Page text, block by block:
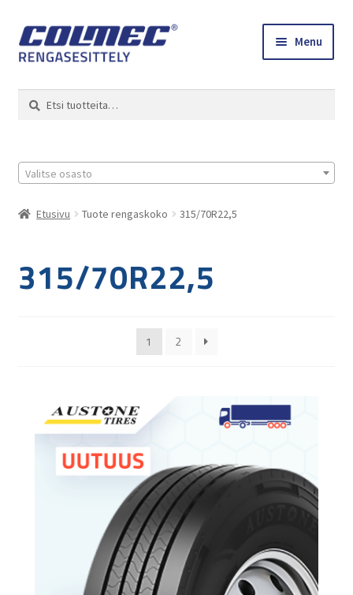
Skip
to
Skip
to
Menu
Colmec
0 tuotetta tarjouspyynnössä
Etsi:
Haku
Valitse osasto
Etusivu Tuote rengaskoko 315/70R22,5
315/70R22,5
1 2